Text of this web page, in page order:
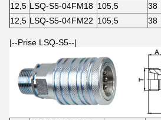
12,5 LSQ-S5-04FM18 105,5 38
12,5 LSQ-S5-04FM22 105,5 38
|--Prise LSQ-S5--|